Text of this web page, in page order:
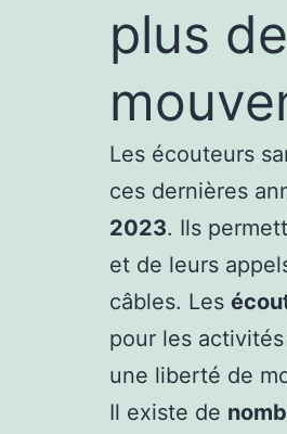
plus
Les écouteurs
ces dernières
2023. Ils
et de leurs
câbles. Les
pour les
une liberté de
Il existe de